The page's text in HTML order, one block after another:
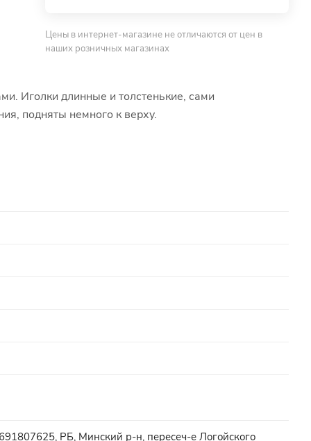
Цены в интернет-магазине не отличаются от цен в
наших розничных магазинах
Иголки длинные и толстенькие, сами
подняты немного к верху.
РБ, Минский р-н, пересеч-е Логойского